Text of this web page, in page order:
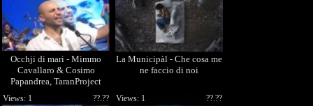
Occhji di mari - Mimmo
Cavallaro & Cosimo
Papandrea, TaranProject
(KTF2011 - 23/08/2011)
La Municipàl - Che cosa me
ne faccio di noi
??.??
Views: 1 ??.??
Views: 1